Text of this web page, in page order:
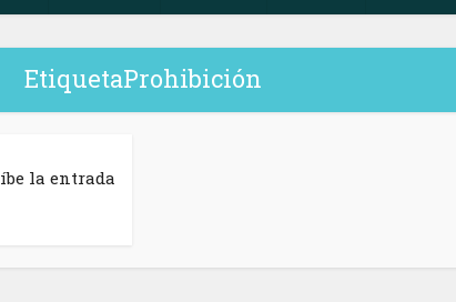
EtiquetaProhibición
la entrada